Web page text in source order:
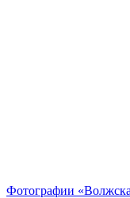
Фотографии